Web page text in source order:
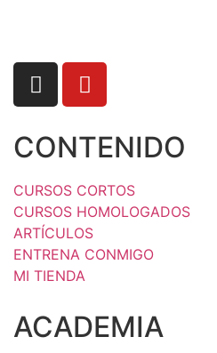
CONTENIDO
CURSOS CORTOS
CURSOS HOMOLOGADOS
ARTÍCULOS
ENTRENA CONMIGO
MI TIENDA
ACADEMIA